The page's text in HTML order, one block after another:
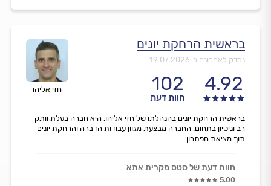
חזי אליהו
בראשית הרחקת יונים
נבדק לאחרונה ב-19.07.2026
4.92
102
חוות דעת
בראשית הרחקת יונים בהנהלתו של חזי אליהו, היא חברה בעלת וותק
רב וניסיון בתחום. החברה מבצעת מגוון עבודות הדברה והרחקת יונים
תוך מציאת הפתרון...
חוות דעת של סטס מקרית אתא
5.00